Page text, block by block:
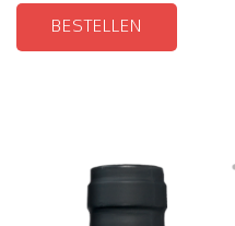
BESTELLEN